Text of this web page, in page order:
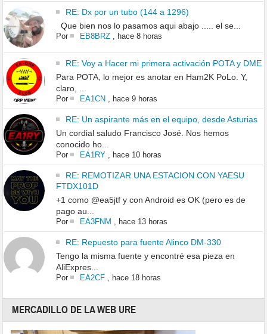
RE: Dx por un tubo (144 a 1296)
Que bien nos lo pasamos aqui abajo ..... el se...
Por EB8BRZ, hace 8 horas
RE: Voy a Hacer mi primera activación POTA y DME
Para POTA, lo mejor es anotar en Ham2K PoLo. Y,
claro, ...
Por EA1CN, hace 9 horas
RE: Un aspirante más en el equipo, desde Asturias
Un cordial saludo Francisco José. Nos hemos
conocido ho...
Por EA1RY, hace 10 horas
RE: REMOTIZAR UNA ESTACION CON YAESU
FTDX101D
+1 como @ea5jtf y con Android es OK (pero es de
pago au...
Por EA3FNM , hace 13 horas
RE: Repuesto para fuente Alinco DM-330
Tengo la misma fuente y encontré esa pieza en
AliExpres...
Por EA2CF, hace 18 horas
MERCADILLO DE LA WEB URE